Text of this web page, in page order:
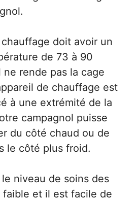
doit avoir un
de 73 à 90
ne rende pas la cage
de chauffage est
à une extrémité de la
campagnol puisse
du côté chaud ou de
le côté plus froid.
niveau de soins des
faible et il est facile de